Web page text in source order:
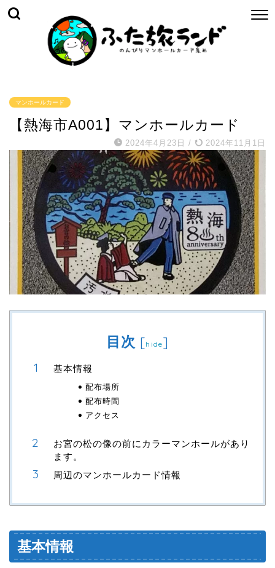
マンホールカード
【熱海市A001】マンホールカード
2024年4月23日 / 2024年11月1日
目次 [hide]
基本情報
配布場所
配布時間
アクセス
お宮の松の像の前にカラーマンホールがあり
ます。
周辺のマンホールカード情報
基本情報